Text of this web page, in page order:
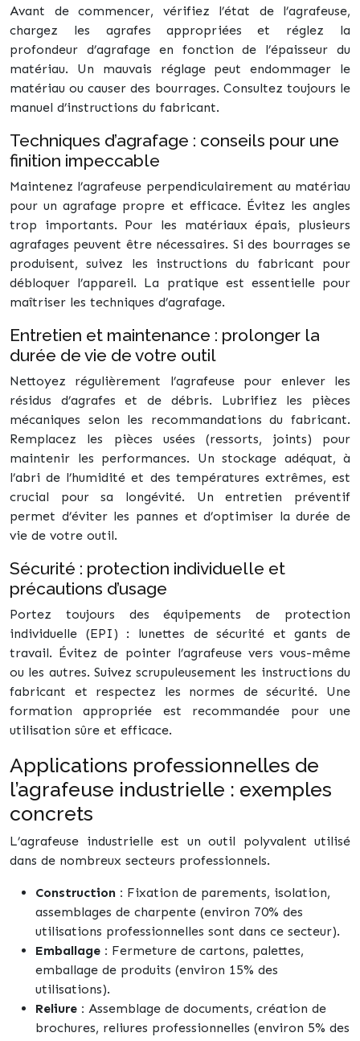
Avant de commencer, vérifiez l’état de l’agrafeuse,
chargez les agrafes appropriées et réglez la
profondeur d’agrafage en fonction de l’épaisseur du
matériau. Un mauvais réglage peut endommager le
matériau ou causer des bourrages. Consultez toujours le
manuel d’instructions du fabricant.
Techniques d’agrafage : conseils pour une
finition impeccable
Maintenez l’agrafeuse perpendiculairement au matériau
pour un agrafage propre et efficace. Évitez les angles
trop importants. Pour les matériaux épais, plusieurs
agrafages peuvent être nécessaires. Si des bourrages se
produisent, suivez les instructions du fabricant pour
débloquer l’appareil. La pratique est essentielle pour
maîtriser les techniques d’agrafage.
Entretien et maintenance : prolonger la
durée de vie de votre outil
Nettoyez régulièrement l’agrafeuse pour enlever les
résidus d’agrafes et de débris. Lubrifiez les pièces
mécaniques selon les recommandations du fabricant.
Remplacez les pièces usées (ressorts, joints) pour
maintenir les performances. Un stockage adéquat, à
l’abri de l’humidité et des températures extrêmes, est
crucial pour sa longévité. Un entretien préventif
permet d’éviter les pannes et d’optimiser la durée de
vie de votre outil.
Sécurité : protection individuelle et
précautions d’usage
Portez toujours des équipements de protection
individuelle (EPI) : lunettes de sécurité et gants de
travail. Évitez de pointer l’agrafeuse vers vous-même
ou les autres. Suivez scrupuleusement les instructions du
fabricant et respectez les normes de sécurité. Une
formation appropriée est recommandée pour une
utilisation sûre et efficace.
Applications professionnelles de
l’agrafeuse industrielle : exemples
concrets
L’agrafeuse industrielle est un outil polyvalent utilisé
dans de nombreux secteurs professionnels.
Construction : Fixation de parements, isolation,
assemblages de charpente (environ 70% des
utilisations professionnelles sont dans ce secteur).
Emballage : Fermeture de cartons, palettes,
emballage de produits (environ 15% des
utilisations).
Reliure : Assemblage de documents, création de
brochures, reliures professionnelles (environ 5% des